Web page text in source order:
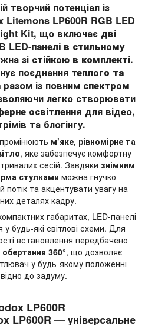
творчий потенціал із
Litemons LP600R RGB LED
Kit, що включає дві
LED-панелі в стильному
зі стійкою в комплекті.
поєднання теплого та
разом із повним спектром
легко створювати
освітлення для відео,
та блогінгу.
м’яке, рівномірне та
, яке забезпечує комфортну
сесій. Завдяки знімним
стулками можна гнучко
потік та акцентувати увагу на
деталях кадру.
габаритах, LED-панелі
у будь-які світлові схеми. Для
встановлення передбачено
360°, що дозволяє
у будь-якому положенні
до задуму.
LP600R— унiверсальне